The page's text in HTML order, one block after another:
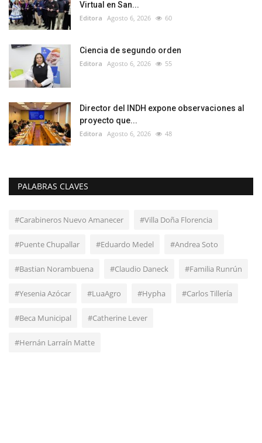
Virtual en San...
Editora Agosto 6, 2026 60
Ciencia de segundo orden
Editora Agosto 6, 2026 55
Director del INDH expone observaciones al
proyecto que...
Editora Agosto 6, 2026 48
PALABRAS CLAVES
#Carabineros Nuevo Amanecer #Villa Doña Florencia
#Puente Chupallar #Eduardo Medel #Andrea Soto
#Bastian Norambuena #Claudio Daneck #Familia Runrún
#Yesenia Azócar #LuaAgro #Hypha #Carlos Tillería
#Beca Municipal #Catherine Lever
#Hernán Larraín Matte